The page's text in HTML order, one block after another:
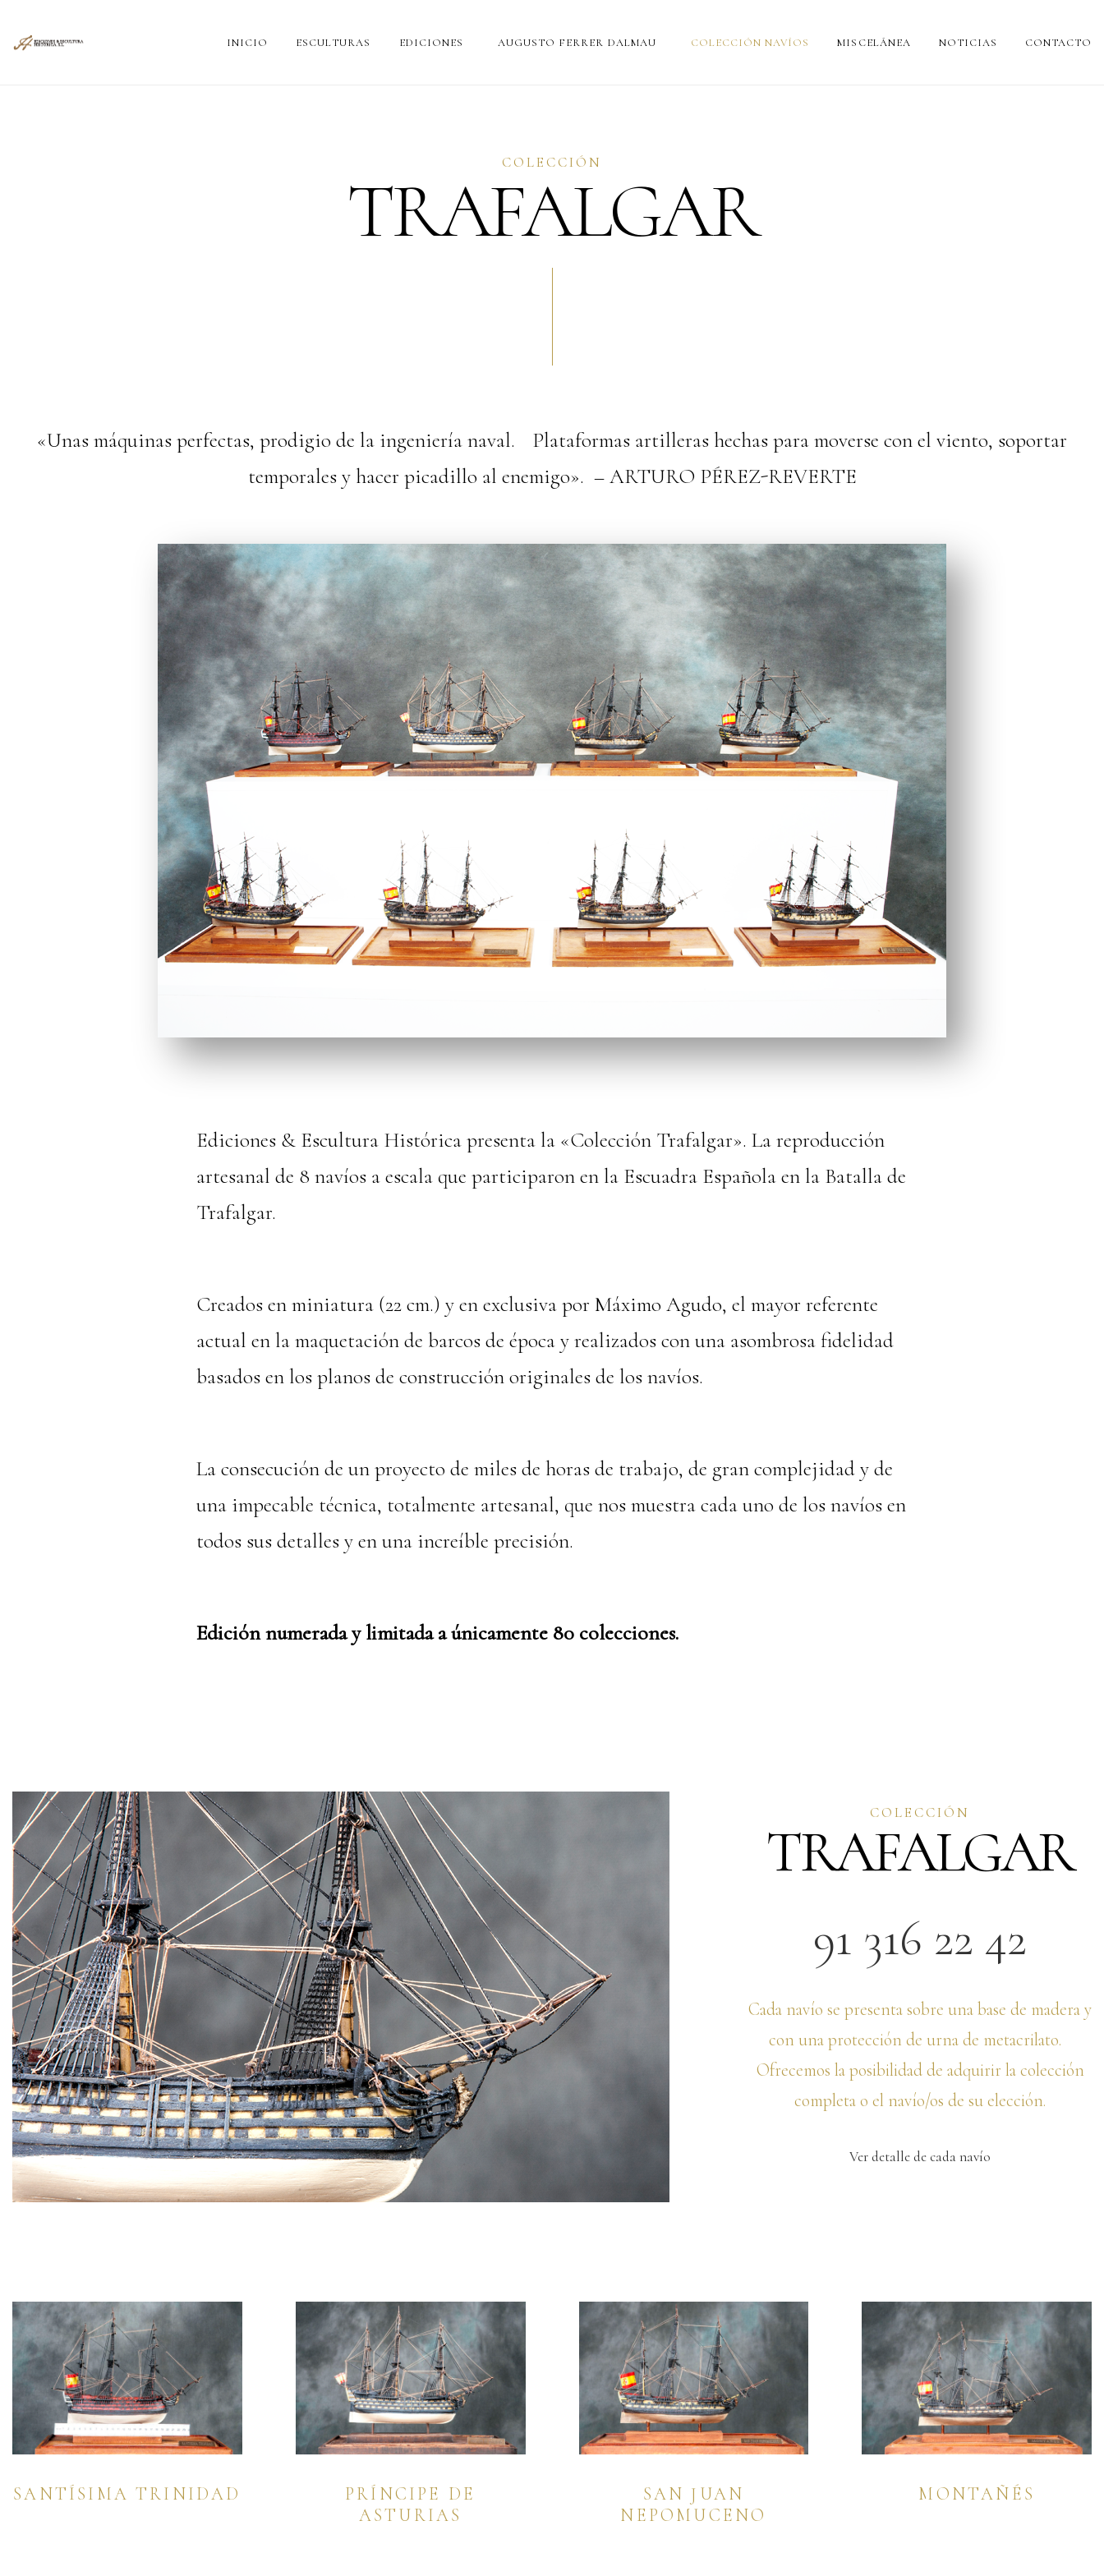
INICIO ESCULTURAS EDICIONES AUGUSTO FERRER DALMAU COLECCIÓN NAVÍOS MISCELÁNEA NOTICIAS CONTACTO
COLECCIÓN
TRAFALGAR
«Unas máquinas perfectas, prodigio de la ingeniería naval. Plataformas artilleras hechas para moverse con el viento, soportar
temporales y hacer picadillo al enemigo». – ARTURO PÉREZ-REVERTE
Ediciones & Escultura Histórica presenta la «Colección Trafalgar». La reproducción
artesanal de 8 navíos a escala que participaron en la Escuadra Española en la Batalla de
Trafalgar.
Creados en miniatura (22 cm.) y en exclusiva por Máximo Agudo, el mayor referente
actual en la maquetación de barcos de época y realizados con una asombrosa fidelidad
basados en los planos de construcción originales de los navíos.
La consecución de un proyecto de miles de horas de trabajo, de gran complejidad y de
una impecable técnica, totalmente artesanal, que nos muestra cada uno de los navíos en
todos sus detalles y en una increíble precisión.
Edición numerada y limitada a únicamente 80 colecciones.
COLECCIÓN
TRAFALGAR
91 316 22 42
Cada navío se presenta sobre una base de madera y
con una protección de urna de metacrilato.
Ofrecemos la posibilidad de adquirir la colección
completa o el navío/os de su elección.
Ver detalle de cada navío
SANTÍSIMA TRINIDAD
PRÍNCIPE DE
ASTURIAS
SAN JUAN
NEPOMUCENO
MONTAÑÉS